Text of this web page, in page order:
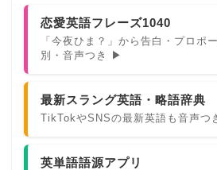
恋愛英語フレーズ1040
「今夜ひま？」から告白・プロポ
別・音声つき ▶
最新スラング英語・略語辞典
TikTokやSNSの最新英語も音声つ
英単語語源アプリ